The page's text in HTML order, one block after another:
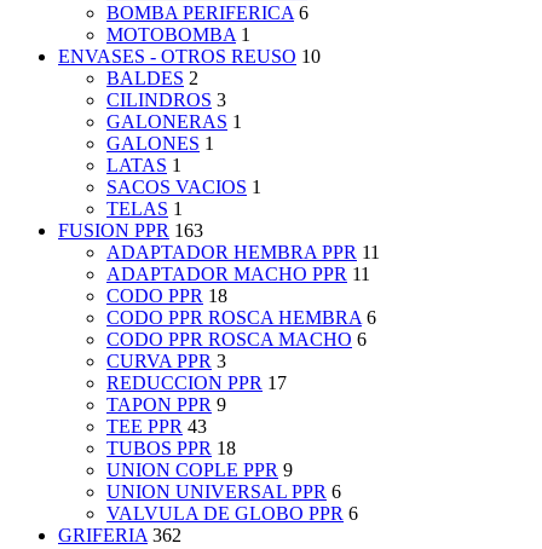
BOMBA PERIFERICA 6
MOTOBOMBA 1
ENVASES - OTROS REUSO 10
BALDES 2
CILINDROS 3
GALONERAS 1
GALONES 1
LATAS 1
SACOS VACIOS 1
TELAS 1
FUSION PPR 163
ADAPTADOR HEMBRA PPR 11
ADAPTADOR MACHO PPR 11
CODO PPR 18
CODO PPR ROSCA HEMBRA 6
CODO PPR ROSCA MACHO 6
CURVA PPR 3
REDUCCION PPR 17
TAPON PPR 9
TEE PPR 43
TUBOS PPR 18
UNION COPLE PPR 9
UNION UNIVERSAL PPR 6
VALVULA DE GLOBO PPR 6
GRIFERIA 362